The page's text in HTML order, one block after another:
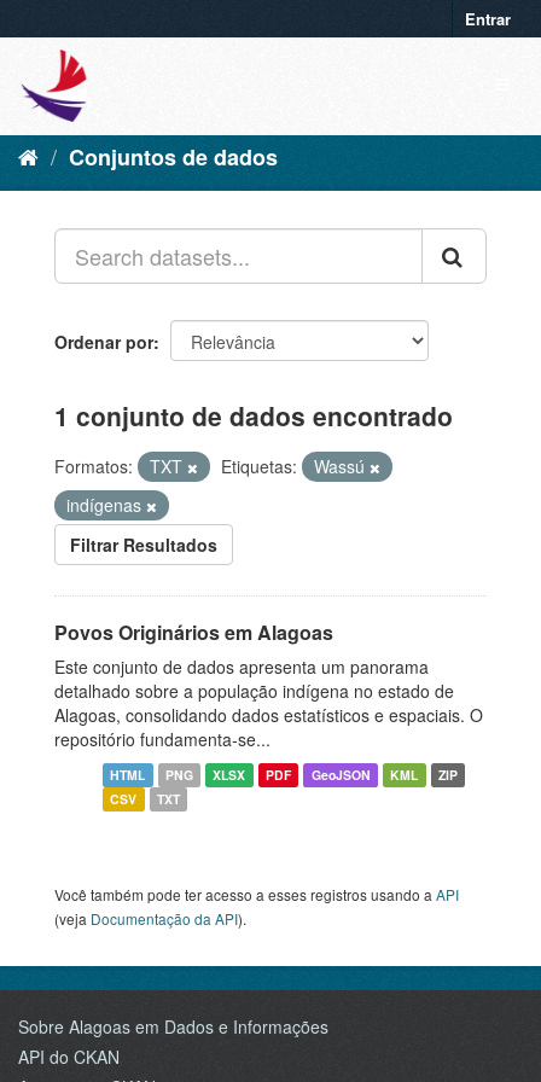
Entrar
Conjuntos de dados
Ordenar por
1 conjunto de dados encontrado
Formatos: TXT Etiquetas:
Wassú
indígenas
Filtrar Resultados
Povos Originários em Alagoas
Este conjunto de dados apresenta um panorama
detalhado sobre a população indígena no estado de
Alagoas, consolidando dados estatísticos e espaciais. O
repositório fundamenta-se...
HTML PNG XLSX PDF GeoJSON KML
ZIP
CSV
TXT
Você também pode ter acesso a esses registros usando a API
(veja Documentação da API).
Sobre Alagoas em Dados e Informações
API do CKAN